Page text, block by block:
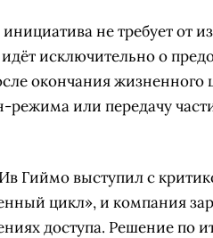
не требует от
исключительно о
окончания
или передачу
Гиймо выступил с
цикл», и компания
доступа. Решение по